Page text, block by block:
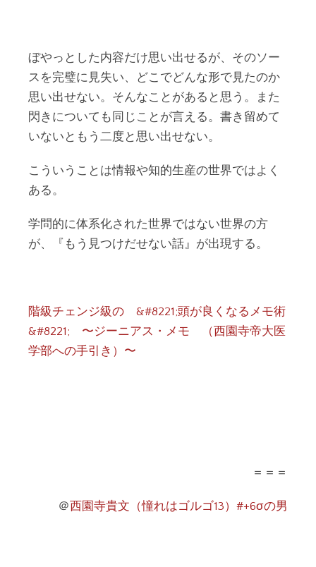
ぼやっとした内容だけ思い出せるが、そのソー
スを完璧に見失い、どこでどんな形で見たのか
思い出せない。そんなことがあると思う。また
閃きについても同じことが言える。書き留めて
いないともう二度と思い出せない。
こういうことは情報や知的生産の世界ではよく
ある。
学問的に体系化された世界ではない世界の方
が、『もう見つけだせない話』が出現する。
階級チェンジ級の &#8221;頭が良くなるメモ術
&#8221; 〜ジーニアス・メモ （西園寺帝大医
学部への手引き）〜
＝＝＝
＠西園寺貴文（憧れはゴルゴ13）#+6σの男